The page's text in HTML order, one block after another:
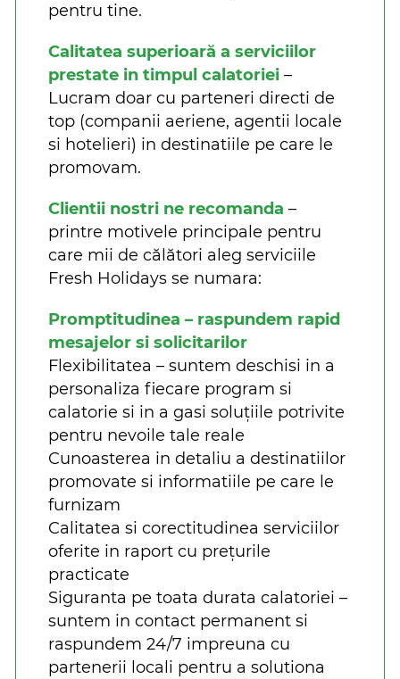
pentru tine.
Calitatea superioară a serviciilor
prestate in timpul calatoriei –
Lucram doar cu parteneri directi de
top (companii aeriene, agentii locale
si hotelieri) in destinatiile pe care le
promovam.
Clientii nostri ne recomanda –
printre motivele principale pentru
care mii de călători aleg serviciile
Fresh Holidays se numara:
Promptitudinea – raspundem rapid
mesajelor si solicitarilor
Flexibilitatea – suntem deschisi in a
personaliza fiecare program si
calatorie si in a gasi soluțiile potrivite
pentru nevoile tale reale
Cunoasterea in detaliu a destinatiilor
promovate si informatiile pe care le
furnizam
Calitatea si corectitudinea serviciilor
oferite in raport cu prețurile
practicate
Siguranta pe toata durata calatoriei –
suntem in contact permanent si
raspundem 24/7 impreuna cu
partenerii locali pentru a solutiona